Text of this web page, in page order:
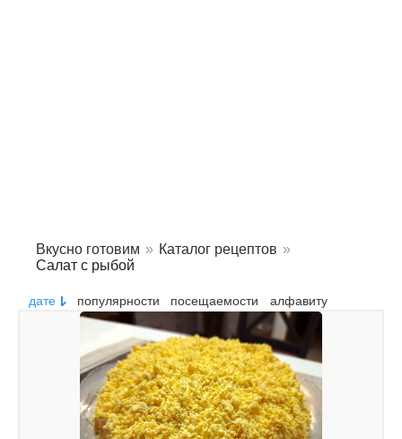
Вкусно готовим » Каталог рецептов »
Салат с рыбой
дате популярности посещаемости алфавиту